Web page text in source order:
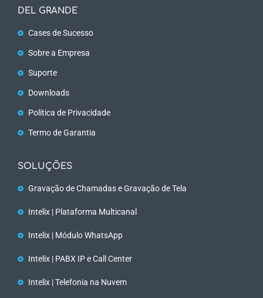
DEL GRANDE
Cases de Sucesso
Sobre a Empresa
Suporte
Downloads
Política de Privacidade
Termo de Garantia
SOLUÇÕES
Gravação de Chamadas e Gravação de Tela
Intelix | Plataforma Multicanal
Intelix | Módulo WhatsApp
Intelix | PABX IP e Call Center
Intelix | Telefonia na Nuvem